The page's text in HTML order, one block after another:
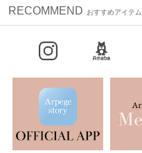
RECOMMEND おすすめアイテム